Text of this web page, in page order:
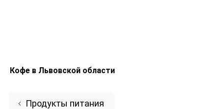
Кофе в Львовской области
Продукты питания